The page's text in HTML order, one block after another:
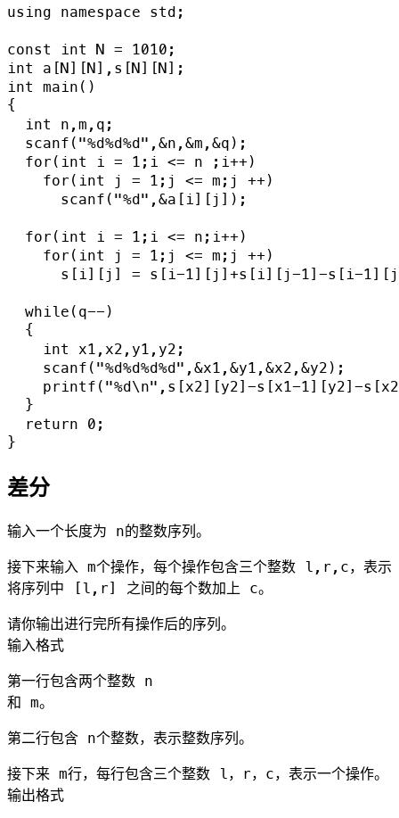
using namespace std;
const int N = 1010;
int a[N][N],s[N][N];
int main()
{
  int n,m,q;
  scanf("%d%d%d",&n,&m,&q);
  for(int i = 1;i <= n ;i++)
    for(int j = 1;j <= m;j ++)
      scanf("%d",&a[i][j]);
  for(int i = 1;i <= n;i++)
    for(int j = 1;j <= m;j ++)
s[i][j] = s[i-1][j]+s[i][j-1]-s[i-
  while(q--)
  {
    int x1,x2,y1,y2;
    scanf("%d%d%d%d",&x1,&y1,&x2,&y2);
printf("%d\n",s[x2][y2]-s[x1-1][y2]-
  }
  return 0;
差分
输入一个长度为 n的整数序列。
接下来输入 m个操作，每个操作包含三个整数 l,r,c，表示
将序列中 [l,r] 之间的每个数加上 c。
请你输出进行完所有操作后的序列。
输入格式
第一行包含两个整数 n
和 m。
第二行包含 n个整数，表示整数序列。
接下来 m行，每行包含三个整数 l，r，c，表示一个操作。
输出格式